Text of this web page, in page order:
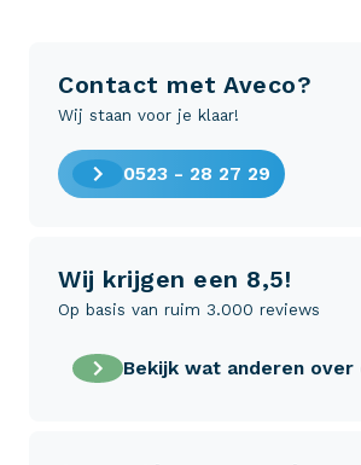
Contact met Aveco?
Wij staan voor je klaar!
0523 - 28 27 29
Wij krijgen een 8,5!
Op basis van ruim 3.000 reviews
Bekijk wat anderen over